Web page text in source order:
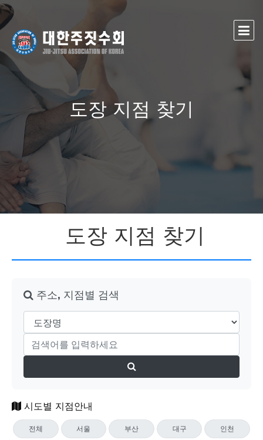
도장 지점 찾기
도장 지점 찾기
주소, 지점별 검색
시도별 지점안내
전체 서울 부산 대구 인천